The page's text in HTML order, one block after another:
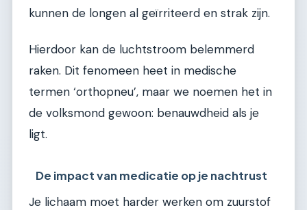
kunnen de longen al geïrriteerd en strak zijn.
Hierdoor kan de luchtstroom belemmerd
raken. Dit fenomeen heet in medische
termen ‘orthopneu’, maar we noemen het in
de volksmond gewoon: benauwdheid als je
ligt.
De impact van medicatie op je nachtrust
Je lichaam moet harder werken om zuurstof